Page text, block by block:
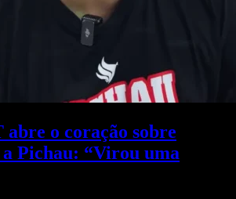
abre o coração sobre
Pichau: “Virou uma